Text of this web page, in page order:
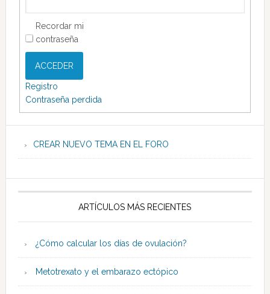
Recordar mi
contraseña
ACCEDER
Registro
Contraseña perdida
CREAR NUEVO TEMA EN EL FORO
ARTÍCULOS MÁS RECIENTES
¿Cómo calcular los días de ovulación?
Metotrexato y el embarazo ectópico